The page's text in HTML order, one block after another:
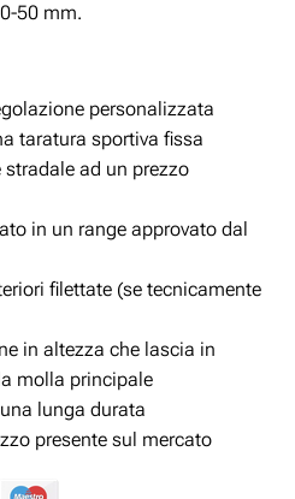
50 mm.
personalizzata
taratura sportiva fissa
ad un prezzo
in un range approvato dal
filettate (se tecnicamente
in altezza che lascia in
molla principale
lunga durata
presente sul mercato